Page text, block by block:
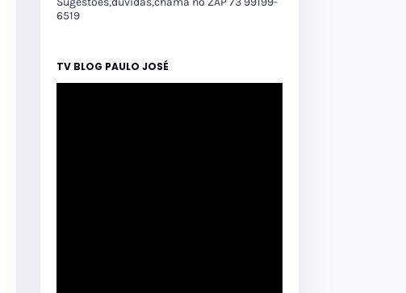
6519
TV BLOG PAULO JOSÉ